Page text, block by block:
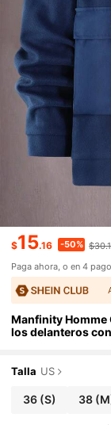
$15.16 -50%
Paga ahora, o en 4
Manfinity Homme
los delanteros
Talla US
36(S) 38